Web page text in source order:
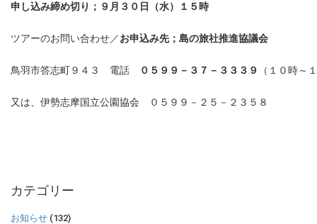
申し込み締め切り；９月３０日（水）１５時
ツアーのお問い合わせ／お申込み先；島の旅社推進協議会
鳥羽市答志町９４３ 電話 ０５９９－３７－３３３９ （１０時～
又は、伊勢志摩国立公園協会 ０５９９－２５－２３５８
カテゴリー
お知らせ (132)